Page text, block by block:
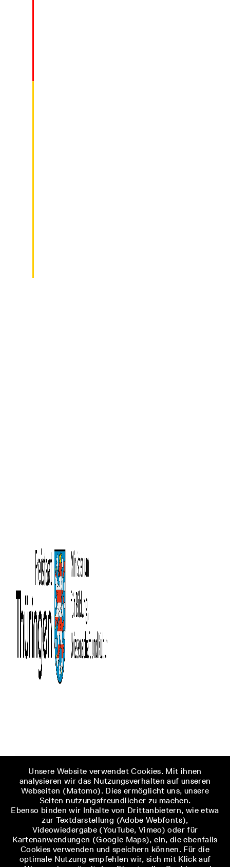
Unsere Website verwendet Cookies. Mit ihnen
analysieren wir das Nutzungsverhalten auf unseren
Webseiten (Matomo). Dies ermöglicht uns, unsere
Seiten nutzungsfreundlicher zu machen.
Ebenso binden wir Inhalte von Drittanbietern, wie etwa
zur Textdarstellung (Adobe Webfonts),
Videowiedergabe (YouTube, Vimeo) oder für
Kartenanwendungen (Google Maps), ein, die ebenfalls
Cookies verwenden und speichern können. Für die
optimale Nutzung empfehlen wir, sich mit Klick auf